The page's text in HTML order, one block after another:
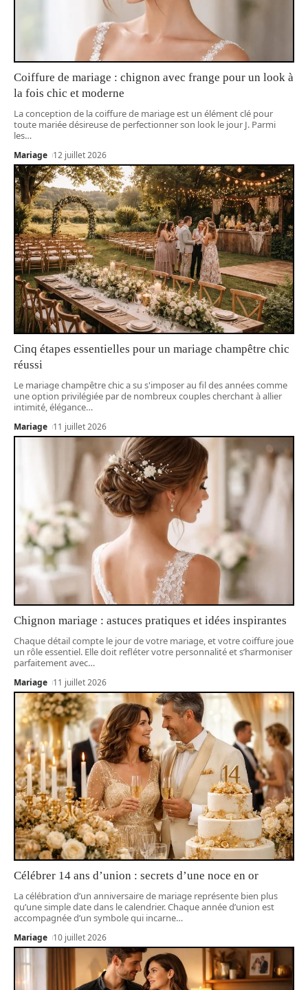
Coiffure de mariage : chignon avec frange pour un look à
la fois chic et moderne
La conception de la coiffure de mariage est un élément clé pour
toute mariée désireuse de perfectionner son look le jour J. Parmi
les…
Mariage 12 juillet 2026
Cinq étapes essentielles pour un mariage champêtre chic
réussi
Le mariage champêtre chic a su s'imposer au fil des années comme
une option privilégiée par de nombreux couples cherchant à allier
intimité, élégance…
Mariage 11 juillet 2026
Chignon mariage : astuces pratiques et idées inspirantes
Chaque détail compte le jour de votre mariage, et votre coiffure joue
un rôle essentiel. Elle doit refléter votre personnalité et s’harmoniser
parfaitement avec…
Mariage 11 juillet 2026
Célébrer 14 ans d’union : secrets d’une noce en or
La célébration d’un anniversaire de mariage représente bien plus
qu’une simple date dans le calendrier. Chaque année d’union est
accompagnée d’un symbole qui incarne…
Mariage 10 juillet 2026